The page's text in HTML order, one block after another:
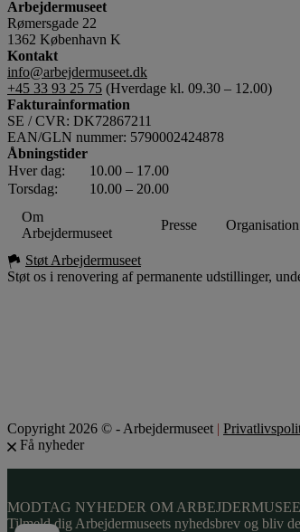
Arbejdermuseet
Rømersgade 22
1362 København K
Kontakt
info@arbejdermuseet.dk
+45 33 93 25 75 (Hverdage kl. 09.30 – 12.00)
Fakturainformation
SE / CVR: DK72867211
EAN/GLN nummer: 5790002424878
Åbningstider
Hver dag:
10.00 – 17.00
Torsdag:
10.00 – 20.00
Om
Arbejdermuseet
Presse Organisation
Støt Arbejdermuseet
Støt os i renovering af permanente udstillinger,
Copyright 2026 © - Arbejdermuseet |
Få nyheder
MODTAG NYHEDER OM
Tilmeld dig Arbejdermuseets nyhedsbrev og bliv